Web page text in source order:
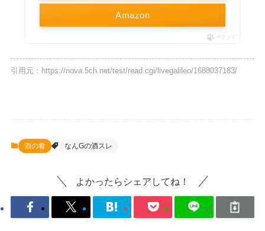
Amazon
ポチップ
引用元：https://nova.5ch.net/test/read.cgi/livegalileo/1688037183/
酒の肴 なんGの酒スレ
よかったらシェアしてね！